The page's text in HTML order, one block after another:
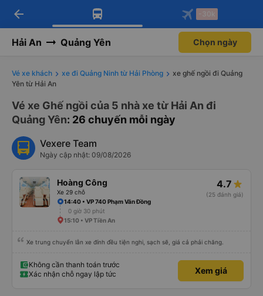
Tải app Vexere ngay!
Nhận ưu đãi thành viên độc
Mở app
Tải app Vexere
-30k/ghế khi đặt vé máy bay qua
Mở app
arrow_back -30k
Hải An Quảng Yên Chọn ngày
Vé xe khách xe đi Quảng Ninh từ Hải Phòng
xe ghế ngồi đi Quảng
Yên từ Hải An
Vé xe Ghế ngồi của 5 nhà xe từ Hải An đi
Quảng Yên: 26 chuyến mỗi ngày
Vexere Team
Ngày cập nhật: 09/08/2026
Hoàng Công
Xe 29 chỗ
4.7
(25 đánh giá)
14:40 • VP 740 Phạm Văn Đồng
0 giờ 30 phút
15:10 • VP Tiền An
Xe trung chuyển lẫn xe đính đều tiện nghi, sạch sẽ, giá cả phải chăng.
Không cần thanh toán trước
Xác nhận chỗ ngay lập tức
Xem giá